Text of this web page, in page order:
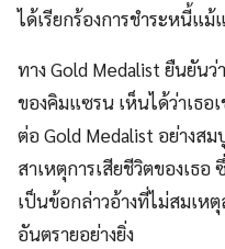
ได้เรียกร้องการชำระหนี้แม้
ทาง Gold Medalist ยืนยัน
ของคิมแซรน เห็นได้ว่าเธอ
ต่อ Gold Medalist อย่างส
สาเหตุการเสียชีวิตของเธ
เป็นข้อกล่าวอ้างที่ไม่สมเห
อันตรายอย่างยิ่ง